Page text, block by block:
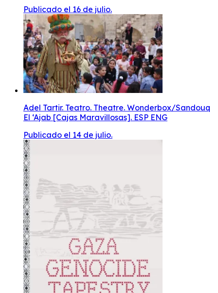
Publicado el 16 de julio.
Adel Tartir. Teatro. Theatre. Wonderbox/Sandouq
El ‘Ajab [Cajas Maravillosas]. ESP ENG
Publicado el 14 de julio.